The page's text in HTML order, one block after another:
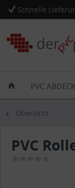
Schnelle
PVC
Übersicht
PVC